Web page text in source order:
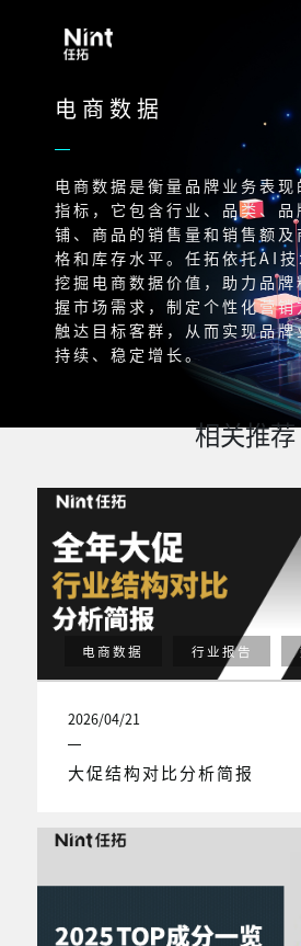
电商数据
电商数据是衡量品牌业务表
指标，它包含行业、品类、
铺、商品的销售量和销售额
格和库存水平。任拓依托AI
挖掘电商数据价值，助力品
握市场需求，制定个性化营
触达目标客群，从而实现品
持续、稳定增长。
相关推荐
电商数据 行业报告
2026/04/21
大促结构对比分析简报